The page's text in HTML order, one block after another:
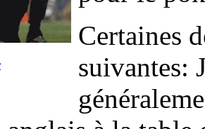
Certaines
suivantes: